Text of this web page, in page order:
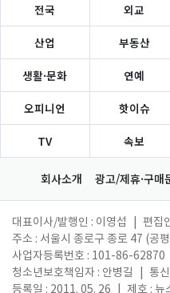
전국 외교
산업 부동산
생활·문화 연예
오피니언 핫이슈
TV 속보
회사소개 광고/제휴·구매
대표이사/발행인 : 이영섭 편집
주소 : 서울시 종로구 종로 47 (공
사업자등록번호 : 101-86-62870
청소년보호책임자 : 안병길
통
등록일 : 2011. 05. 26
제호 :